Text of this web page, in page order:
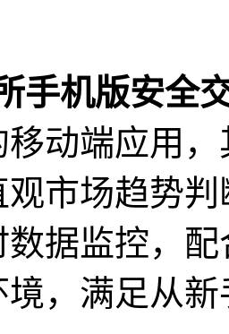
手机版安全
移动端应用
观市场趋势
数据监控，
，满足从